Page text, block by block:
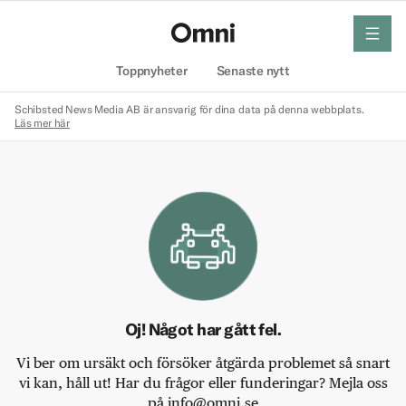
Toppnyheter Senaste nytt
meny
Schibsted News Media AB är ansvarig för dina data på denna webbplats.
Läs mer här
Oj! Något har gått fel.
Vi ber om ursäkt och försöker åtgärda problemet så snart
vi kan, håll ut! Har du frågor eller funderingar? Mejla oss